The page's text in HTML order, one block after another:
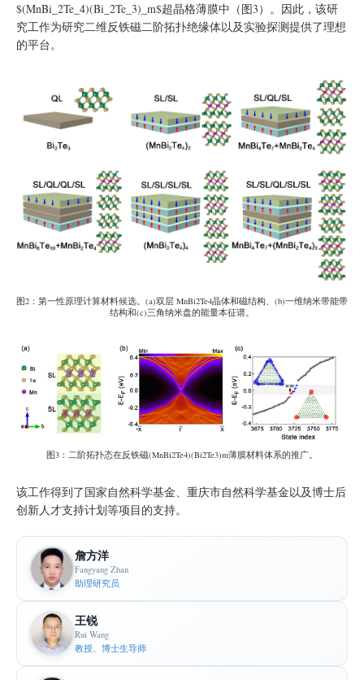
$(MnBi_2Te_4)(Bi_2Te_3)_m$超晶格薄膜中（图3）。因此，该研
究工作为研究二维反铁磁二阶拓扑绝缘体以及实验探测提供了理想
的平台。
图2：第一性原理计算材料候选。(a)双层 MnBi2Te4晶体和磁结构、(b)一维纳米带能带
结构和(c)三角纳米盘的能量本征谱。
图3：二阶拓扑态在反铁磁(MnBi2Te4)(Bi2Te3)m薄膜材料体系的推广。
该工作得到了国家自然科学基金、重庆市自然科学基金以及博士后
创新人才支持计划等项目的支持。
詹方洋
Fangyang Zhan
助理研究员
王锐
Rui Wang
教授、博士生导师